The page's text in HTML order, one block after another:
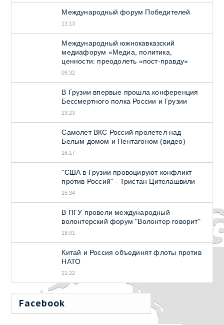
Международный форум Победителей
13:13
Международный южнокавказский
медиафорум «Медиа, политика,
ценности: преодолеть «пост-правду»
09:32
В Грузии впервые прошла конференция
Бессмертного полка России и Грузии
23:23
Самолет ВКС Россий пролетел над
Белым домом и Пентагоном (видео)
16:17
"США в Грузии провоцируют конфликт
против Россий" - Тристан Цителашвили
15:34
В ПГУ провели международный
волонтерский форум "Волонтер говорит"
18:01
Китай и Россия объединят флоты против
НАТО
21:22
Facebook